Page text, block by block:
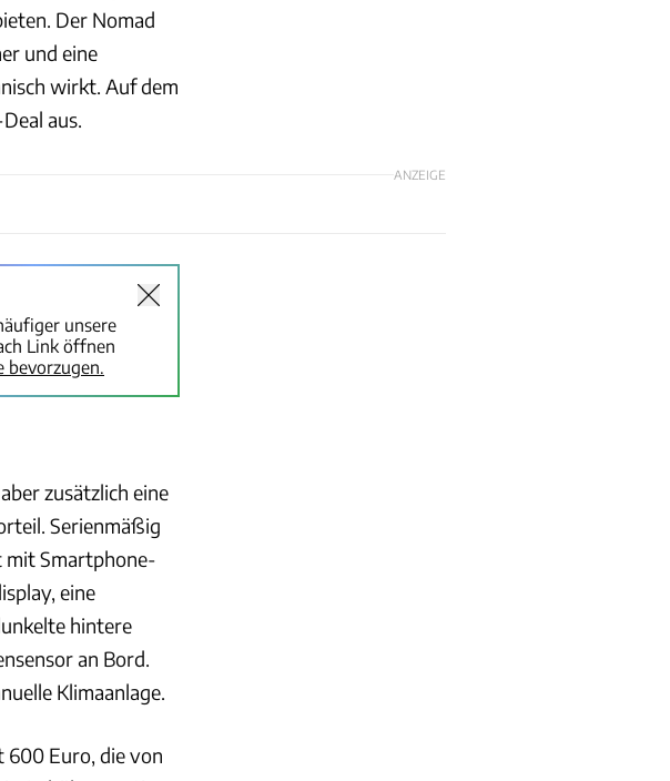
Der Nomad
und eine
wirkt. Auf dem
aus.
ANZEIGE
unsere
Link öffnen
zusätzlich eine
Serienmäßig
mit Smartphone-
eine
hintere
an Bord.
Klimaanlage.
600 Euro, die von